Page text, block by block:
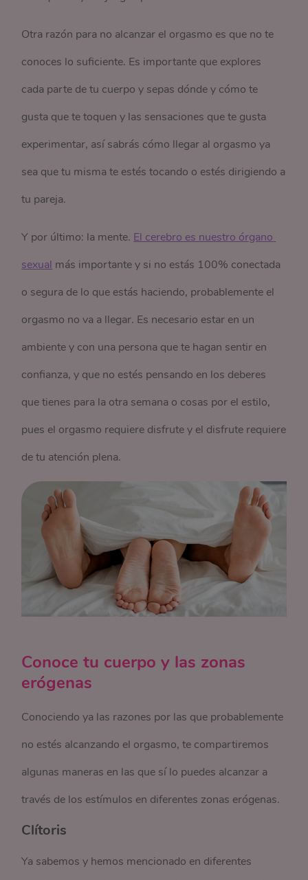
Otra razón para no alcanzar el orgasmo es que no te
conoces lo suficiente. Es importante que explores
cada parte de tu cuerpo y sepas dónde y cómo te
gusta que te toquen y las sensaciones que te gusta
experimentar, así sabrás cómo llegar al orgasmo ya
sea que tu misma te estés tocando o estés dirigiendo a
tu pareja.
Y por último: la mente.El cerebro es nuestro órgano
sexual más importante y si no estás 100% conectada
o segura de lo que estás haciendo, probablemente el
orgasmo no va a llegar. Es necesario estar en un
ambiente y con una persona que te hagan sentir en
confianza, y que no estés pensando en los deberes
que tienes para la otra semana o cosas por el estilo,
pues el orgasmo requiere disfrute y el disfrute requiere
de tu atención plena.
Conoce tu cuerpo y las zonas
erógenas
Conociendo ya las razones por las que probablemente
no estés alcanzando el orgasmo, te compartiremos
algunas maneras en las que sí lo puedes alcanzar a
través de los estímulos en diferentes zonas erógenas.
Clítoris
Ya sabemos y hemos mencionado en diferentes